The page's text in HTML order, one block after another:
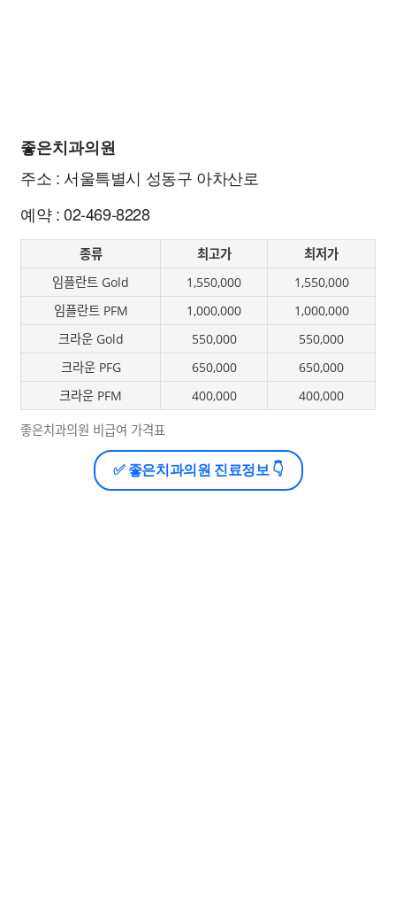
좋은치과의원
주소 : 서울특별시 성동구 아차산로
예약 : 02-469-8228
좋은치과의원 비급여 가격표
종류 최고가
최저가
임플란트 Gold
1,550,000
1,550,000
임플란트 PFM
1,000,000
1,000,000
크라운 Gold
550,000
550,000
크라운 PFG
650,000
650,000
크라운 PFM
400,000 400,000
✅ 좋은치과의원 진료정보 👇